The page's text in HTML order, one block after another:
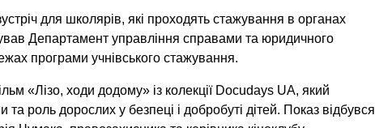
для школярів, які проходять стажування в органах
Департамент управління справами та юридичного
програми учнівського стажування.
«Лізо, ходи додому» із колекції Docudays UA, який
роль дорослих у безпеці і добробуті дітей. Показ відбувся